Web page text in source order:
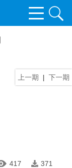
上一期 | 下一期
417 371